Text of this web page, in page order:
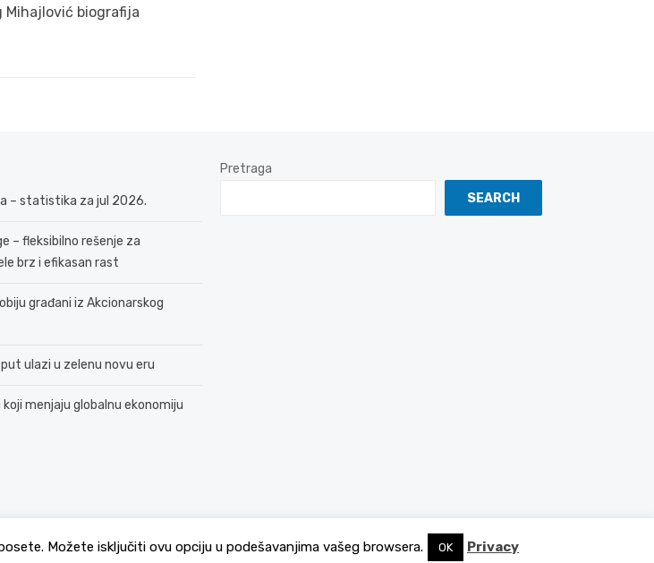
Mihajlović biografija
– statistika za jul 2026.
– fleksibilno rešenje za
brz i efikasan rast
građani iz Akcionarskog
ulazi u zelenu novu eru
koji menjaju globalnu ekonomiju
Pretraga
SEARCH
Možete isključiti ovu opciju u podešavanjima vašeg browsera. OK Privacy